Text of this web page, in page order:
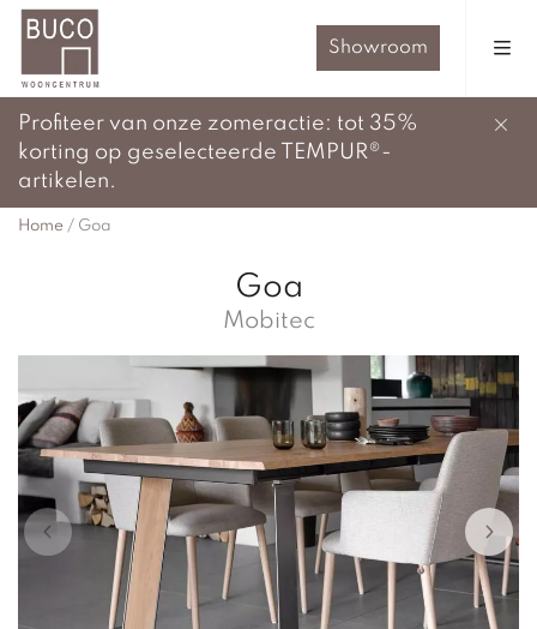
Showroom
Profiteer van onze zomeractie: tot 35%
korting op geselecteerde TEMPUR®-
artikelen.
Home / Goa
Goa
Mobitec